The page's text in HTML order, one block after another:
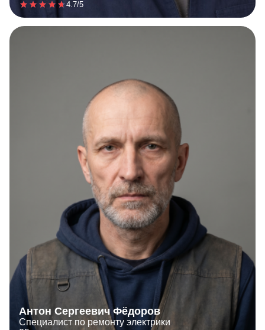
4.7/5
Антон Сергеевич Фёдоров
Специалист по ремонту электрики